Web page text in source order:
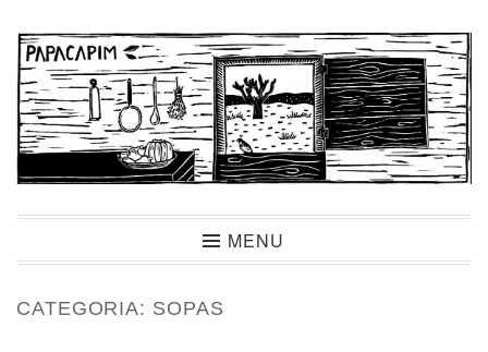
para
conteúdo
PapacapimMENU
CATEGORIA: SOPAS